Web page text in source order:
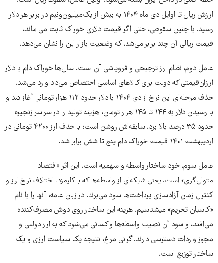
ارزش ریال تا اوایل دی ماه ۱۴۰۴ به بیش از یک‌میلیون‌و‌نیم در برابر هر دلار
رسید. با چنین سقوطی، حتی اگر قیمت دلاری خوراک ثابت می ماند،
قیمت ریالی آن چند برابر می‌شد، که وضعیت بازار این را نشان می‌دهد.
عامل دوم، نظام ارز ترجیحی و فروپاشی آن است. سال‌ها خوراک دام با دلار
ارزان‌قیمتی که دولت برای کالاهای اساسی اختصاص می‌داد وارد می‌شد.
حذف مرحله‌ای این نرخ از دی ۱۴۰۴ با دلار حدود ۱۱۲ هزار تومانی آغاز شد و
با رسیدن دلار به ۱۴۴ تا ۱۴۵ هزار تومان، هزینه تولید را در سراسر زنجیره
حدود ۳۵ درصد بالا برد. سابقه‌اش روشن است: با حذف ارز ۴۲۰۰ تومانی در
اردیبهشت ۱۴۰۱ قیمت خوراک دام پنج تا شش برابر شد.
عامل سوم، خود ساختار واسطه و سهمیه است. این اثر «اقتصاد
متولی‌گری» است، یعنی شبکه‌ای از واسطه‌ها که با کارمزد، اختلاف نرخ ارز و
کنترل زمان آزادسازی پرداخت‌ها سود می‌برند. در زبان عامه، آنها را با نام
«کاسبان تحریم» میشناسیم. هزینه این ساختار روی دوش مصرف‌کننده
می‌افتد، و سود آن نصیب واسطه‌ها و کسانی می‌شود که به ارز دولتی و
مجوز واردات دسترسی دارند. گرانی مرغ، نتیجه یک سیاست ارزی و یک
ساختار توزیع است.